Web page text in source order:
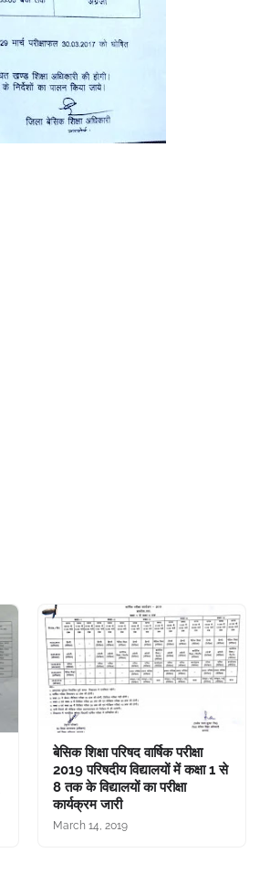
बेसिक शिक्षा परिषद वार्षिक परीक्षा
2019 परिषदीय विद्यालयों में कक्षा 1 से
8 तक के विद्यालयों का परीक्षा
कार्यक्रम जारी
March 14, 2019